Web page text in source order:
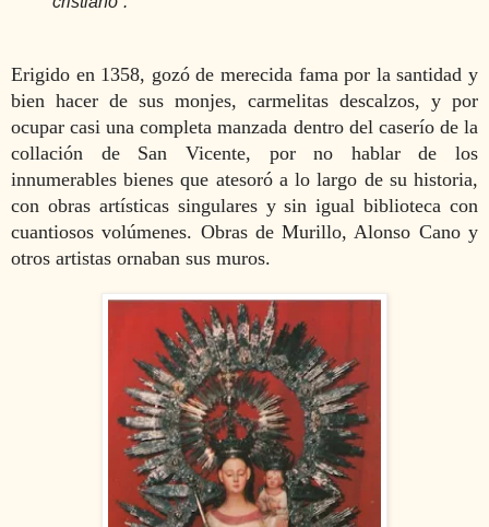
Erigido en 1358, gozó de merecida fama por la santidad y
bien hacer de sus monjes, carmelitas descalzos, y por
ocupar casi una completa manzada dentro del caserío de la
collación de San Vicente, por no hablar de los
innumerables bienes que atesoró a lo largo de su historia,
con obras artísticas singulares y sin igual biblioteca con
cuantiosos volúmenes. Obras de Murillo, Alonso Cano y
otros artistas ornaban sus muros.